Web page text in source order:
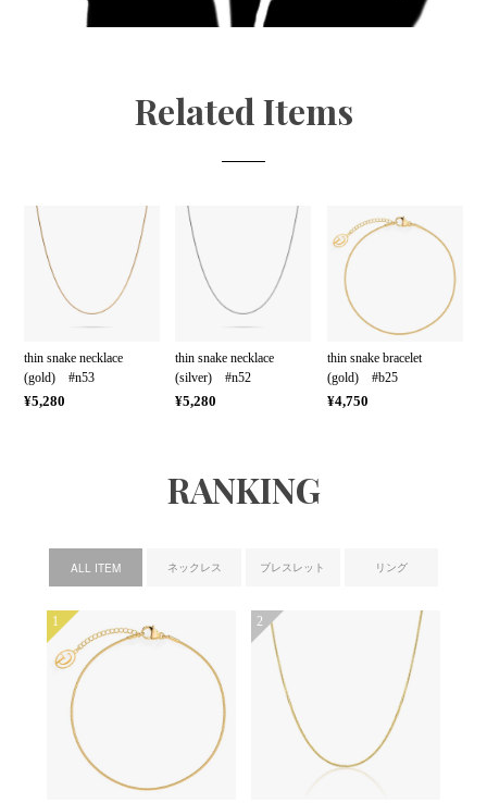
Related Items
thin snake necklace
(gold) #n53
¥5,280
thin snake necklace
(silver) #n52
¥5,280
thin snake bracelet
(gold) #b25
¥4,750
RANKING
ALL ITEM ネックレス ブレスレット リング
1 2